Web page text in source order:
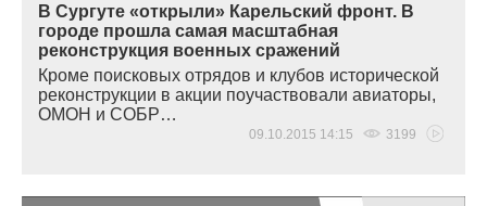
В Сургуте «открыли» Карельский фронт. В
городе прошла самая масштабная
реконструкция военных сражений
Кроме поисковых отрядов и клубов исторической
реконструкции в акции поучаствовали авиаторы,
ОМОН и СОБР…
09.10.2015 14:15 3199